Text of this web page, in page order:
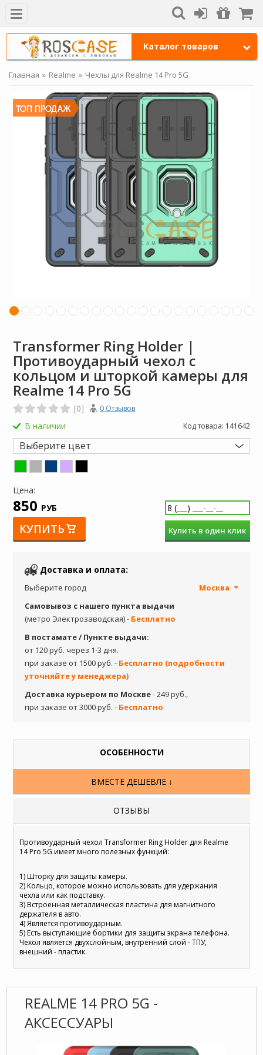
Каталог товаров
Главная Realme Чехлы для Realme 14 Pro 5G
Transformer Ring Holder |
Противоударный чехол с
кольцом и шторкой камеры для
Realme 14 Pro 5G
[0] 0 Отзывов
В наличии Код товара: 141642
Выберите цвет
Цена:
850 РУБ
КУПИТЬ Купить в один клик
Доставка и оплата:
Выберите город
Москва
Самовывоз с нашего пункта выдачи
(метро Электрозаводская) - Бесплатно
В постамате / Пункте выдачи:
от 120 руб. через 1-3 дня.
при заказе от 1500 руб. - Бесплатно (подробности
уточняйте у менеджера)
Доставка курьером по Москве- 249 руб.,
при заказе от 3000 руб. - Бесплатно
ОСОБЕННОСТИ
ВМЕСТЕ ДЕШЕВЛЕ ↓
ОТЗЫВЫ
Противоударный чехол Transformer Ring Holder для Realme
14 Pro 5G имеет много полезных функций:
1) Шторку для защиты камеры.
2) Кольцо, которое можно использовать для удержания
чехла или как подставку.
3) Встроенная металлическая пластина для магнитного
держателя в авто.
4) Является противоударным.
5) Есть выступающие бортики для защиты экрана телефона.
Чехол является двухслойным, внутренний слой - ТПУ,
внешний - пластик.
REALME 14 PRO 5G -
АКСЕССУАРЫ